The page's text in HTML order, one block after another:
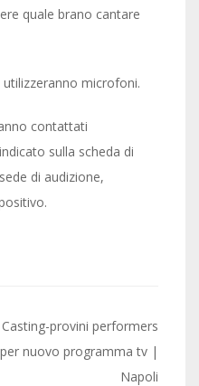
quale brano cantare
microfoni.
contattati
sulla scheda di
di audizione,
Casting-provini performers
per nuovo programma tv |
Napoli